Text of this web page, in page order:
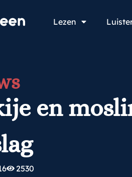
Lezen
en
2530